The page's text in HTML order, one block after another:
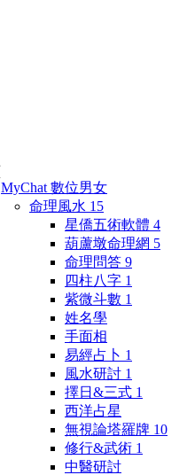
MyChat 數位男女
命理風水 15
星僑五術軟體 4
葫蘆墩命理網 5
命理問答 9
四柱八字 1
紫微斗數 1
姓名學
手面相
易經占卜 1
風水研討 1
擇日&三式 1
西洋占星
無視論塔羅牌 10
修行&武術 1
中醫研討